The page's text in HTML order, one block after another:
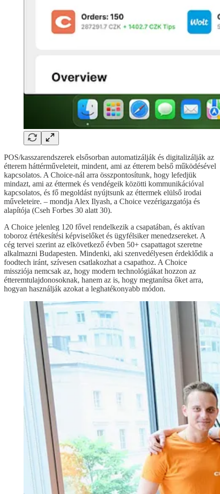
POS/kasszarendszerek elsősorban automatizálják és digitalizálják az
étterem háttérműveleteit, mindent, ami az étterem belső működésével
kapcsolatos. A Choice-nál arra összpontosítunk, hogy lefedjük
mindazt, ami az éttermek és vendégeik közötti kommunikációval
kapcsolatos, és fő megoldást nyújtsunk az éttermek elülső irodai
műveleteire. – mondja Alex Ilyash, a Choice vezérigazgatója és
alapítója (Cseh Forbes 30 alatt 30).
A Choice jelenleg 120 fővel rendelkezik a csapatában, és aktívan
toboroz értékesítési képviselőket és ügyfélsiker menedzsereket. A
cég tervei szerint az elkövetkező évben 50+ csapattagot szeretne
alkalmazni Budapesten. Mindenki, aki szenvedélyesen érdeklődik a
foodtech iránt, szívesen csatlakozhat a csapathoz. A Choice
missziója nemcsak az, hogy modern technológiákat hozzon az
étteremtulajdonosoknak, hanem az is, hogy megtanítsa őket arra,
hogyan használják azokat a leghatékonyabb módon.